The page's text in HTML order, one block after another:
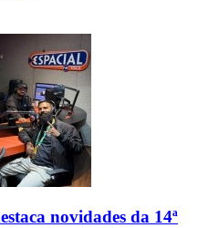
novidades da 14ª